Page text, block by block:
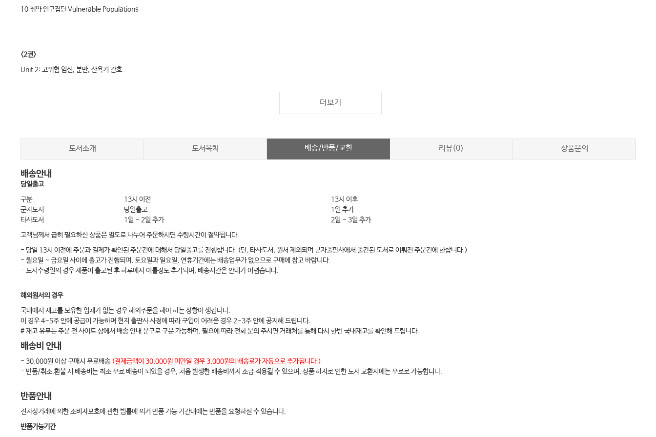
10 취약 인구집단 Vulnerable Populations
<2권>
Unit 2: 고위험 임신, 분만, 산욕기 간호
15 분만 후 발생하는 건강문제 Conditions Occurring After Delivery
16 제태연령과 관련된 신생아 질환 Conditions in the Newborn Related to Gestational Age, Size, Injury, and Pain
17 신생아의 선천성 이상과 후천성 질환 Acquired Conditions and Congenital Abnormalities in the Newborn
<3권>
Unit 3: 임상 사례(시나리오)
18 Bess Gaskell: 분만 직후 산후 출혈 Immediate Postpartum Hemorrhage
19 Tatiana Bennett: 후기 산후 출혈 Later Postpartum Hemorrhage
21 Sophie Bloom: 자간전증 Preeclampsia
22 Letitia Richford: 제대탈출, 안심할 수 없는 태아 상태 Cord Prolapse and Nonreassuring Fetal Status
23 Rebecca Sweet: 태반조기박리, 태아손실 Placental Abruption and Fetal Loss
24 Hannah Wilder: 융모막염, 신생아 패혈증 Chorioamnionitis and Neonatal Sepsis
25 Graciella Muñez: 만삭 전 조기 양막파열, 신생아 호흡곤란증후군 Preterm Premature Rupture of Membranes and Neonatal Respiratory Distress Syndrome
26 Nancy Ng: 임신성 당뇨, 거대아, 신생아 두혈종 Gestational Diabetes, Macrosomia, and Neonatal Cephalhematoma
28 Edie Wilson: 전조가 있는 편두통, 어깨난산, 상완신경총 마비 Migraine With Aura, Shoulder Dystocia, and Brachial Plexus Palsy
더보기
도서소개 도서목차 배송/반품/교환 리뷰(0) 상품문의
배송안내
당일출고
구분
13시 이전
13시 이후
군자도서
당일출고
1일 추가
타사도서
1일 ~ 2일 추가
2일 ~ 3일 추가
고객님께서 급히 필요하신 상품은 별도로 나누어 주문하시면 수령시간이 절약됩니다.
- 당일 13시 이전에 주문과 결제가 확인된 주문건에 대해서 당일출고를 진행합니다. (단, 타사도서, 원서 제외되며 군자출판사에서 출간된 도서로 이뤄진 주문건에 한합니다.)
- 월요일 ~ 금요일 사이에 출고가 진행되며, 토요일과 일요일, 연휴기간에는 배송업무가 없으므로 구매에 참고 바랍니다.
- 도서수령일의 경우 제품이 출고된 후 하루에서 이틀정도 추가되며, 배송시간은 안내가 어렵습니다.
해외원서의 경우
국내에서 재고를 보유한 업체가 없는 경우 해외주문을 해야 하는 상황이 생깁니다.
이 경우 4~5주 안에 공급이 가능하며 현지 출판사 사정에 따라 구입이 어려운 경우 2~3주 안에 공지해 드립니다.
# 재고 유무는 주문 전 사이트 상에서 배송 안내 문구로 구분 가능하며, 필요에 따라 전화 문의 주시면 거래처를 통해 다시 한번 국내재고를 확인해 드립니다.
배송비 안내
- 30,000원 이상 구매시 무료배송 (결제금액이 30,000원 미만일 경우 3,000원의 배송료가 자동으로 추가됩니다.)
- 반품/취소.환불 시 배송비는 최소 무료 배송이 되었을 경우, 처음 발생한 배송비까지 소급 적용될 수 있으며, 상품 하자로 인한 도서 교환시에는 무료로 가능합니다.
반품안내
전자상거래에 의한 소비자보호에 관한 법률에 의거 반품 가능 기간내에는 반품을 요청하실 수 있습니다.
반품가능기간